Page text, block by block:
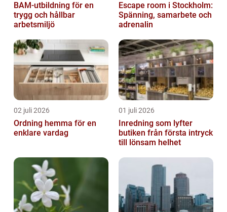
BAM-utbildning för en
trygg och hållbar
arbetsmiljö
Escape room i Stockholm:
Spänning, samarbete och
adrenalin
02 juli 2026
Ordning hemma för en
enklare vardag
01 juli 2026
Inredning som lyfter
butiken från första intryck
till lönsam helhet